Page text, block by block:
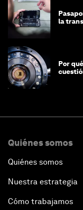
la
Por
Quiénes somos
Quiénes somos
Nuestra estrategia
Cómo trabajamos